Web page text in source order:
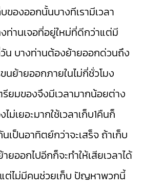
ของออกนั้นบางทีเรามีเวลา
ท่านเจอที่อยู่ใหม่ที่ดีกว่าแต่มี
น บางท่านต้องย้ายออกด่วนถึง
นย้ายออกภายในไม่กี่ชั่วโมง
รียมของจึงมีเวลามากน้อยต่าง
ม่เยอะมากใช้เวลาเก็บ1คืนก็
เป็นอาทิตย์กว่าจะเสร็จ ถ้าเก็บ
ยออกไปอีกก็จะทำให้เสียเวลาได้
แต่ไม่มีคนช่วยเก็บ ปัญหาพวกนี้